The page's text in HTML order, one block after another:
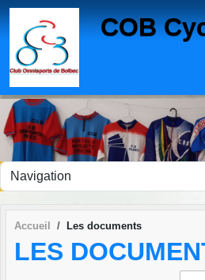
COB
Accueil Les documents
LES
Panneau de gestion des cookies